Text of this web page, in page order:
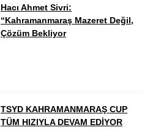
Hacı Ahmet Sivri:
“Kahramanmaraş Mazeret Değil,
Çözüm Bekliyor
TSYD KAHRAMANMARAŞ CUP
TÜM HIZIYLA DEVAM EDİYOR